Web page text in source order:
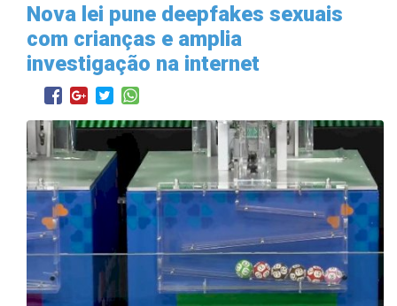
Nova lei pune deepfakes sexuais
com crianças e amplia
investigação na internet